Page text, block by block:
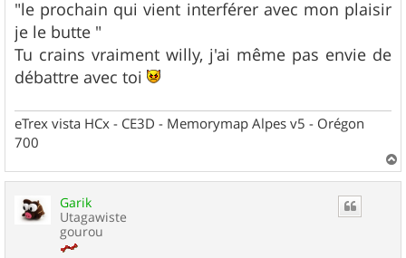
"le prochain qui vient interférer avec mon plaisir
je le butte "
Tu crains vraiment willy, j'ai même pas envie de
débattre avec toi
eTrex vista HCx - CE3D - Memorymap Alpes v5 - Orégon
700
a
Garik
Utagawiste
gourou